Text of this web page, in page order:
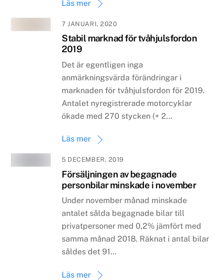
Läs mer
7 JANUARI, 2020
Stabil marknad för tvåhjulsfordon
2019
Det är egentligen inga
anmärkningsvärda förändringar i
marknaden för tvåhjulsfordon för 2019.
Antalet nyregistrerade motorcyklar
ökade med 270 stycken (+ 2…
Läs mer
5 DECEMBER, 2019
Försäljningen av begagnade
personbilar minskade i november
Under november månad minskade
antalet sålda begagnade bilar till
privatpersoner med 0,2% jämfört med
samma månad 2018. Räknat i antal bilar
såldes det 91…
Läs mer